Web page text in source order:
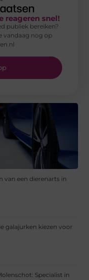
van een dierenarts in
galajurken kiezen voor
Specialist in
reageren snel!
publiek bereiken?
vandaag nog op